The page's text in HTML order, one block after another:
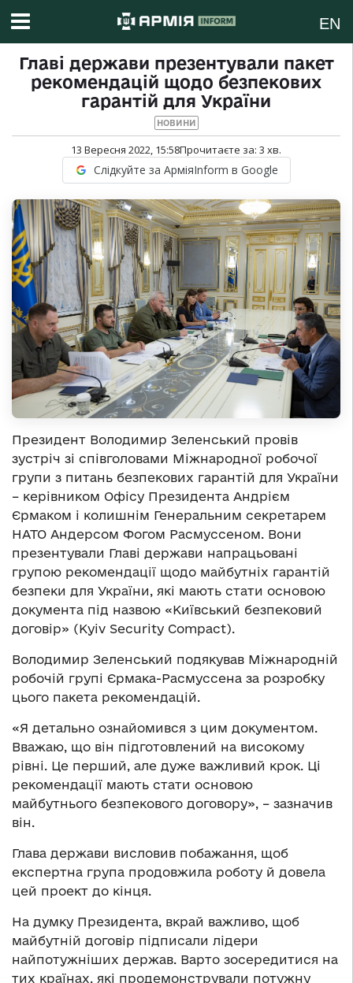
EN
Главі держави презентували пакет
рекомендацій щодо безпекових
гарантій для України
НОВИНИ
13 Вересня 2022, 15:58Прочитаєте за: 3 хв.
Слідкуйте за АрміяInform в Google
Президент Володимир Зеленський провів
зустріч зі співголовами Міжнародної робочої
групи з питань безпекових гарантій для України
– керівником Офісу Президента Андрієм
Єрмаком і колишнім Генеральним секретарем
НАТО Андерсом Фогом Расмуссеном. Вони
презентували Главі держави напрацьовані
групою рекомендації щодо майбутніх гарантій
безпеки для України, які мають стати основою
документа під назвою «Київський безпековий
договір» (Kyiv Security Compact).
Володимир Зеленський подякував Міжнародній
робочій групі Єрмака-Расмуссена за розробку
цього пакета рекомендацій.
«Я детально ознайомився з цим документом.
Вважаю, що він підготовлений на високому
рівні. Це перший, але дуже важливий крок. Ці
рекомендації мають стати основою
майбутнього безпекового договору», – зазначив
він.
Глава держави висловив побажання, щоб
експертна група продовжила роботу й довела
цей проект до кінця.
На думку Президента, вкрай важливо, щоб
майбутній договір підписали лідери
найпотужніших держав. Варто зосередитися на
тих країнах, які продемонстрували потужну